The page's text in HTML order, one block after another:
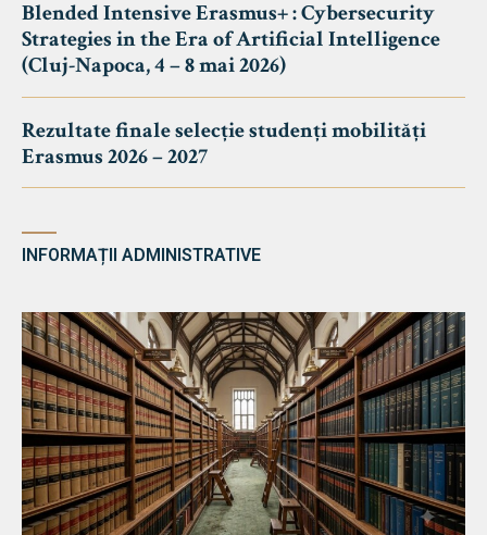
Blended Intensive Erasmus+ : Cybersecurity
Strategies in the Era of Artificial Intelligence
(Cluj-Napoca, 4 – 8 mai 2026)
Rezultate finale selecție studenți mobilități
Erasmus 2026 – 2027
INFORMAȚII ADMINISTRATIVE